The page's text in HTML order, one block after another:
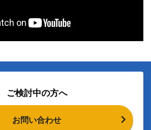
ご検討中の方へ
お問い合わせ